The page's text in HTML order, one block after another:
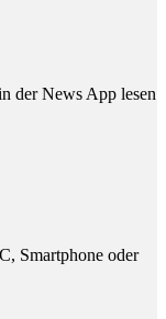
der News App lesen
Smartphone oder